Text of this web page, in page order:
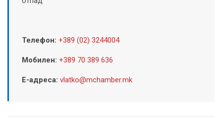
Телефон: +389 (02) 3244004
Мобилен: +389 70 389 636
Е-адреса: vlatko@mchamber.mk